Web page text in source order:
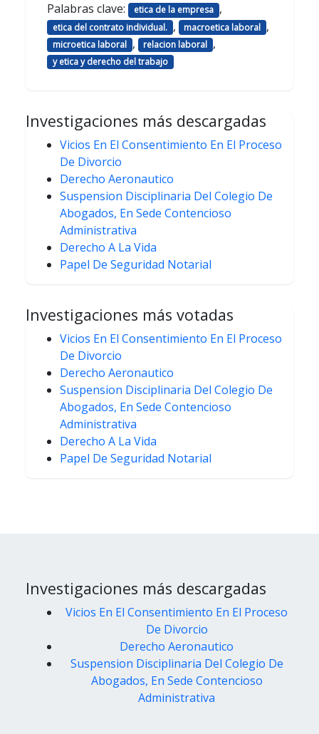
Palabras clave: etica de la empresa ,
etica del contrato individual. , macroetica laboral ,
microetica laboral , relacion laboral ,
y etica y derecho del trabajo
Investigaciones más descargadas
Vicios En El Consentimiento En El Proceso
De Divorcio
Derecho Aeronautico
Suspension Disciplinaria Del Colegio De
Abogados, En Sede Contencioso
Administrativa
Derecho A La Vida
Papel De Seguridad Notarial
Investigaciones más votadas
Vicios En El Consentimiento En El Proceso
De Divorcio
Derecho Aeronautico
Suspension Disciplinaria Del Colegio De
Abogados, En Sede Contencioso
Administrativa
Derecho A La Vida
Papel De Seguridad Notarial
Investigaciones más descargadas
Vicios En El Consentimiento En El Proceso
De Divorcio
Derecho Aeronautico
Suspension Disciplinaria Del Colegio De
Abogados, En Sede Contencioso
Administrativa